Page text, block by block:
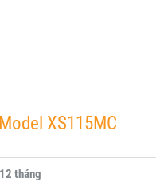
XS115MC
12 tháng